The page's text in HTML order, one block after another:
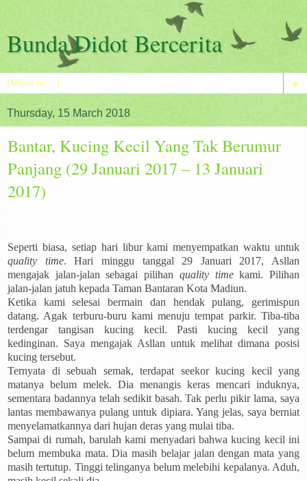
Bunda Didot Bercerita
▼
Thursday, 15 March 2018
Bantar, Kucing Kecil Yang Tak Berumur
Panjang (29 Januari 2017 – 13 Januari
2017)
Seperti biasa, setiap hari libur kami menyempatkan waktu untuk
quality time. Hari minggu tanggal 29 Januari 2017, Asllan
mengajak jalan-jalan sebagai pilihan quality timekami. Pilihan
jalan-jalan jatuh kepada Taman Bantaran Kota Madiun.
Ketika kami selesai bermain dan hendak pulang, gerimispun
datang. Agak terburu-buru kami menuju tempat parkir. Tiba-tiba
terdengar tangisan kucing kecil. Pasti kucing kecil yang
kedinginan. Saya mengajak Asllan untuk melihat dimana posisi
kucing tersebut.
Ternyata di sebuah semak, terdapat seekor kucing kecil yang
matanya belum melek. Dia menangis keras mencari induknya,
sementara badannya telah sedikit basah. Tak perlu pikir lama, saya
lantas membawanya pulang untuk dipiara. Yang jelas, saya berniat
menyelamatkannya dari hujan deras yang mulai tiba.
Sampai di rumah, barulah kami menyadari bahwa kucing kecil ini
belum membuka mata. Dia masih belajar jalan dengan mata yang
masih tertutup. Tinggi telinganya belum melebihi kepalanya. Aduh,